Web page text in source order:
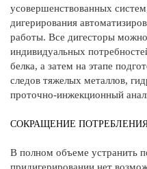
усовершенствованных
дигерирования
работы. Все дигесторы
индивидуальных
белка, а затем на этапе
следов тяжелых металлов,
проточно-инжекционный
СОКРАЩЕНИЕ
В полном объеме устранить